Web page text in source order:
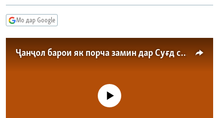
ҷустор
МЕҲМОНИ ОЗОДӢ
НАЗАРИ МАРДУМ
БЛОГИСТОН
ЧАНДРАСОНАӢ
КИТОБҲОИ ОЗОДӢ
Мо дар Google
Ҷанҷол барои як порча замин дар Суғд сабаби “бонги хатар” шуд
Феълан кор намекунад